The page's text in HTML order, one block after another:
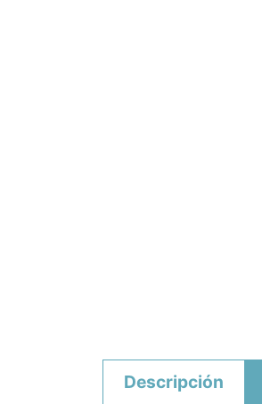
Descripción